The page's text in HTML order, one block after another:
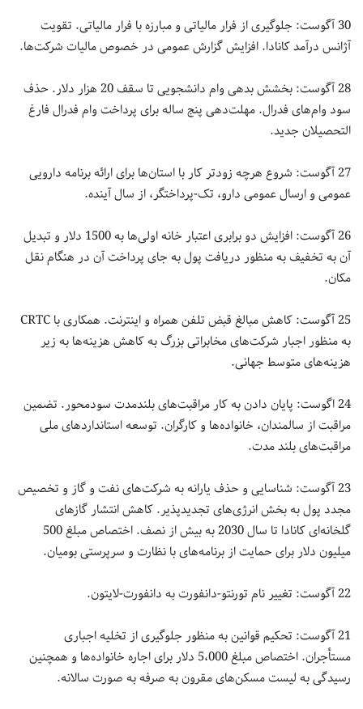
30 آگوست: جلوگیری از فرار مالیاتی و مبارزه با فرار مالیاتی. تقویت
آژانس درآمد کانادا. افزایش گزارش عمومی در خصوص مالیات شرکت‌ها.
28 آگوست: بخشش بدهی وام دانشجویی تا سقف 20 هزار دلار. حذف
سود وام‌های فدرال. مهلت‌دهی پنج ساله برای پرداخت وام فدرال فارغ
التحصیلان جدید.
27 آگوست: شروع هرچه زودتر کار با استان‌ها برای ارائه برنامه دارویی
عمومی و ارسال عمومی دارو، تک-پرداختگر، از سال آینده.
26 آگوست: افزایش دو برابری اعتبار خانه ‌اولی‌ها به 1500 دلار و تبدیل
آن به تخفیف به منظور دریافت پول به جای پرداخت آن در هنگام نقل
مکان.
25 آگوست: کاهش مبالغ قبض تلفن همراه و اینترنت. همکاری با CRTC
به منظور اجبار شرکت‌های مخابراتی بزرگ به کاهش هزینه‌ها به زیر
هزینه‌های متوسط جهانی.
24 اگوست: پایان دادن به کار مراقبت‌های بلندمدت سودمحور. تضمین
مراقبت از سالمندان، خانواده‌ها و کارگران. توسعه استانداردهای ملی
مراقبت‌های بلند مدت.
23 آگوست: شناسایی و حذف یارانه به شرکت‌های نفت و گاز و تخصیص
مجدد پول به بخش انرژی‌های تجدیدپذیر. کاهش انتشار گازهای
گلخانه‌ای کانادا تا سال 2030 به بیش از نصف. اختصاص مبلغ 500
میلیون دلار برای حمایت از برنامه‌های با نظارت و سرپرستی بومیان.
22 آگوست: تغییر نام تورنتو-دانفورت به دانفورت-لایتون.
21 آگوست: تحکیم قوانین به منظور جلوگیری از تخلیه اجباری
مستأجران. اختصاص مبلغ 5،000 دلار برای اجاره خانواده‌ها و همچنین
رسیدگی به لیست مسکن‌های مقرون به صرفه به صورت سالانه.